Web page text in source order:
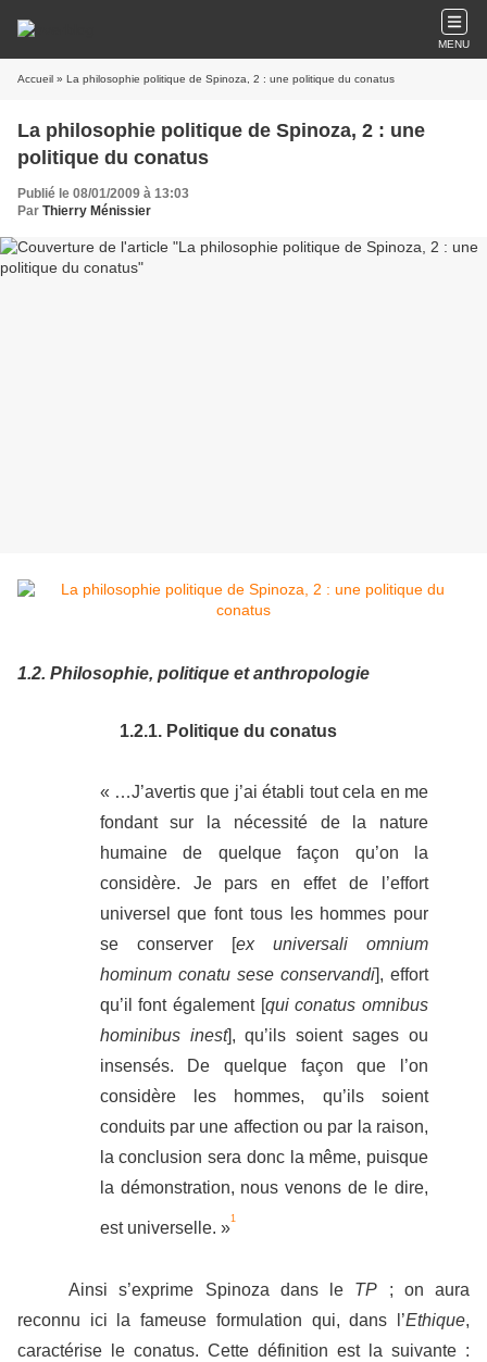
MENU
Accueil » La philosophie politique de Spinoza, 2 : une politique du conatus
La philosophie politique de Spinoza, 2 : une
politique du conatus
Publié le 08/01/2009 à 13:03
Par Thierry Ménissier
1.2. Philosophie, politique et anthropologie
1.2.1. Politique du conatus
« …J’avertis que j’ai établi tout cela en me
fondant sur la nécessité de la nature
humaine de quelque façon qu’on la
considère. Je pars en effet de l’effort
universel que font tous les hommes pour
se conserver [ex universali omnium
hominum conatu sese conservandi], effort
qu’il font également [qui conatus omnibus
hominibus inest], qu’ils soient sages ou
insensés. De quelque façon que l’on
considère les hommes, qu’ils soient
conduits par une affection ou par la raison,
la conclusion sera donc la même, puisque
la démonstration, nous venons de le dire,
est universelle. »1
Ainsi s’exprime Spinoza dans le TP ; on aura
reconnu ici la fameuse formulation qui, dans l’Ethique,
caractérise le conatus. Cette définition est la suivante :